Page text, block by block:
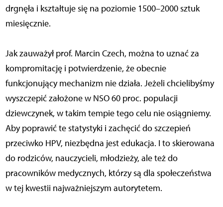
drgnęła i kształtuje się na poziomie 1500–2000 sztuk
miesięcznie.
Jak zauważył prof. Marcin Czech, można to uznać za
kompromitację i potwierdzenie, że obecnie
funkcjonujący mechanizm nie działa. Jeżeli chcielibyśmy
wyszczepić założone w NSO 60 proc. populacji
dziewczynek, w takim tempie tego celu nie osiągniemy.
Aby poprawić te statystyki i zachęcić do szczepień
przeciwko HPV, niezbędna jest edukacja. I to skierowana
do rodziców, nauczycieli, młodzieży, ale też do
pracowników medycznych, którzy są dla społeczeństwa
w tej kwestii najważniejszym autorytetem.